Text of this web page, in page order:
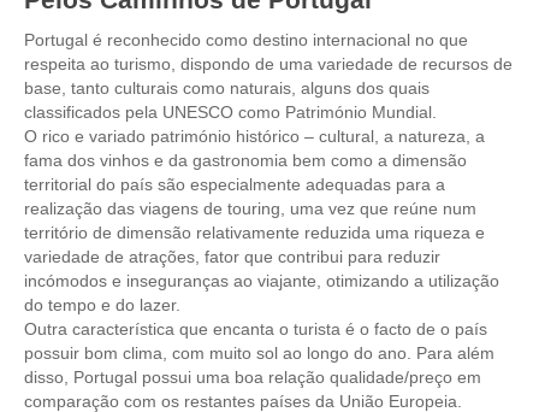
Arrabida com Degustação de Vinhos e Queijo
Turismo de Natureza
Rota do Pastor
Rota do Salineiro
Birdwatching EVOA
Passeio de Natureza no Rio Tejo
Experiências
Workshop Tapete de Arraiolos
Longa distância
de Lisboa a Coimbra com drop-off no Porto
Portugal é reconhecido como destino internacional no que
respeita ao turismo, dispondo de uma variedade de recursos de
base, tanto culturais como naturais, alguns dos quais
classificados pela UNESCO como Património Mundial.
O rico e variado património histórico – cultural, a natureza, a
fama dos vinhos e da gastronomia bem como a dimensão
territorial do país são especialmente adequadas para a
realização das viagens de touring, uma vez que reúne num
território de dimensão relativamente reduzida uma riqueza e
variedade de atrações, fator que contribui para reduzir
incómodos e inseguranças ao viajante, otimizando a utilização
do tempo e do lazer.
Outra característica que encanta o turista é o facto de o país
possuir bom clima, com muito sol ao longo do ano. Para além
disso, Portugal possui uma boa relação qualidade/preço em
comparação com os restantes países da União Europeia.